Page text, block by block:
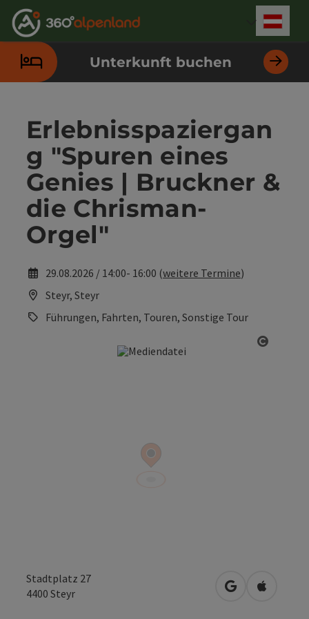
Zum Inhalt
Zur Navigation
Zum Seitenanfang
Zur Kontaktseite
Zur Suche
Zum Impressum
Zu den Hinweisen zur Bedienung der Website
Zur Startseite
Unterkunft buchen
Erlebnisspaziergan
g "Spuren eines
Genies | Bruckner &
die Chrisman-
Orgel"
29.08.2026 / 14:00- 16:00 (weitere Termine)
Steyr, Steyr
Führungen, Fahrten, Touren, Sonstige Tour
Stadtplatz 27
4400 Steyr in Googlein Apple